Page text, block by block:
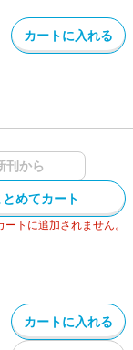
カートに入れる
刊から
とめてカート
トに追加されません。
カートに入れる